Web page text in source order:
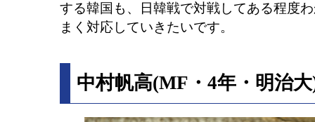
する韓国も、日韓戦で対戦してある程度
まく対応していきたいです。
中村帆高(MF・4年・明治